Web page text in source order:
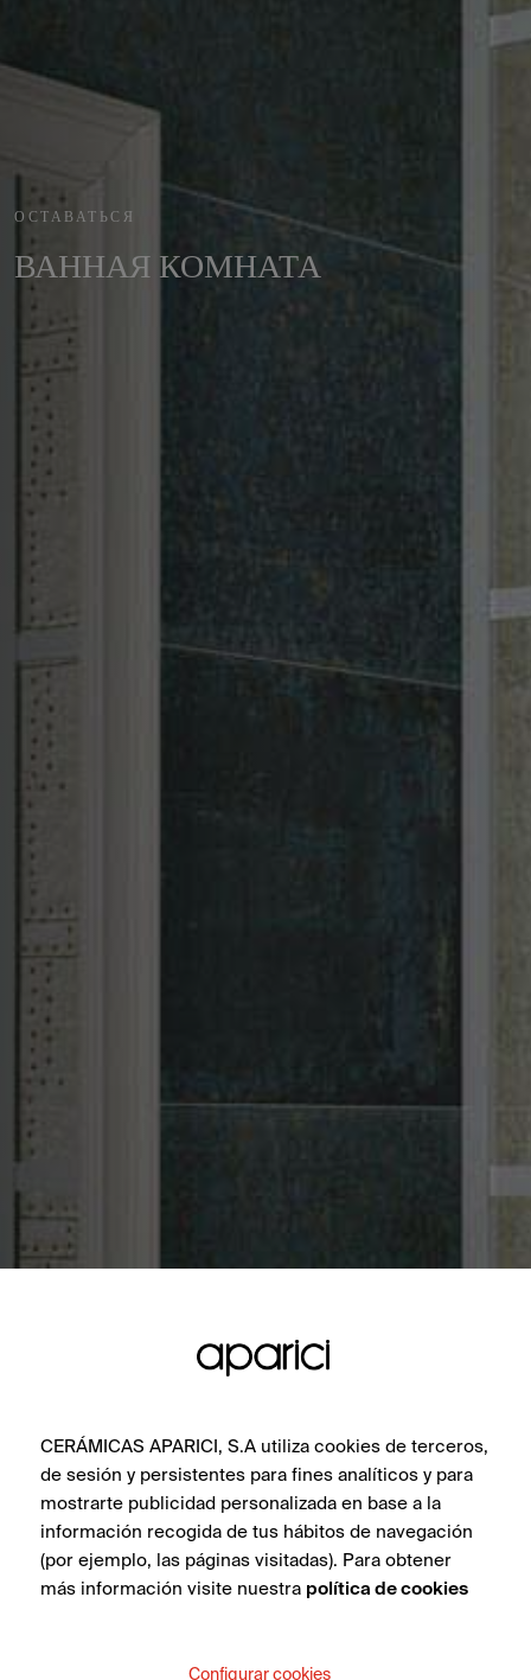
ОСТАВАТЬСЯ
ВАННАЯ КОМНАТА
CERÁMICAS APARICI, S.A utiliza cookies de terceros,
de sesión y persistentes para fines analíticos y para
mostrarte publicidad personalizada en base a la
información recogida de tus hábitos de navegación
(por ejemplo, las páginas visitadas). Para obtener
más información visite nuestra política de cookies
Configurar cookies